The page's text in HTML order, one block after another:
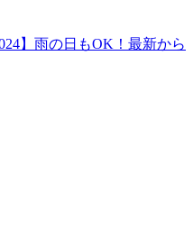
】雨の日もOK！最新から